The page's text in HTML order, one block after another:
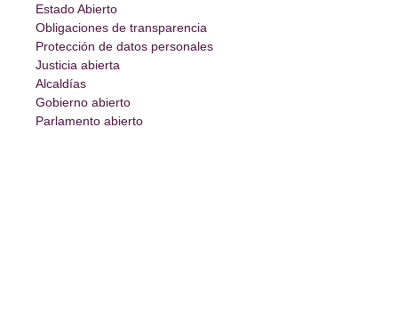
Estado Abierto
Obligaciones de transparencia
Protección de datos personales
Justicia abierta
Alcaldías
Gobierno abierto
Parlamento abierto